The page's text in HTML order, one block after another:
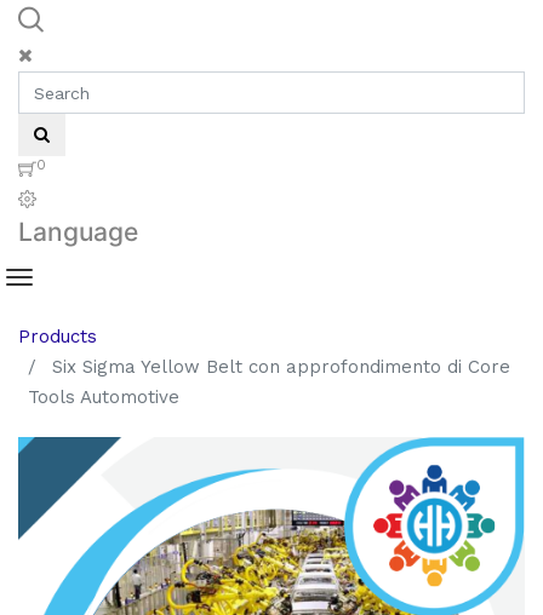
0
Language
Products
Six Sigma Yellow Belt con approfondimento di Core
Tools Automotive